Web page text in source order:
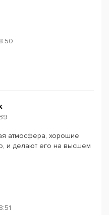
атмосфера, хорошие
и делают его на высшем